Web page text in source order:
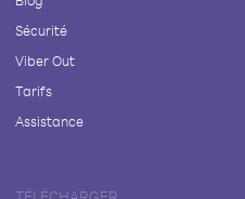
Sécurité
Viber Out
Tarifs
Assistance